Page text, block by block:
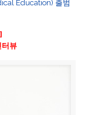
Education) 출범
터뷰